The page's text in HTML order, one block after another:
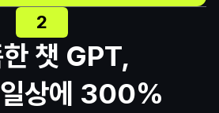
2
챗 GPT,
상에 300%